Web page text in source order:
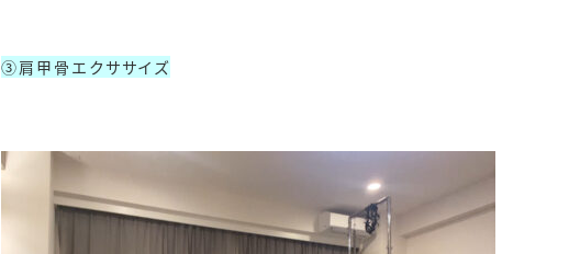
③肩甲骨エクササイズ